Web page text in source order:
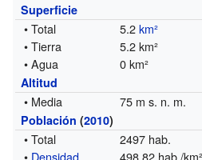
Superficie
• Total 5.2km²
• Tierra
5.2 km²
• Agua
0 km²
Altitud
• Media 75 m s. n. m.
Población (2010)
• Total
2497 hab.
• Densidad 498,82 hab./km²